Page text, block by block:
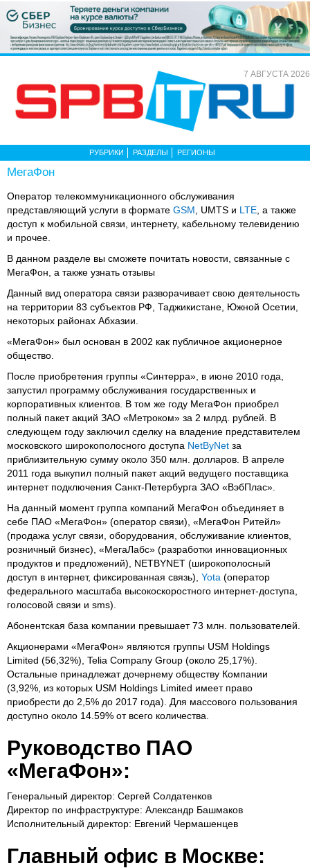
7 АВГУСТА 2026
РУБРИКИ РАЗДЕЛЫ РЕГИОНЫ
МегаФон
Оператор телекоммуникационного обслуживания
представляющий услуги в формате GSM , UMTS и LTE , а также
доступ к мобильной связи, интернету, кабельному телевидению
и прочее.
В данном разделе вы сможете почитать новости, связанные с
МегаФон, а также узнать отзывы
Данный вид оператора связи разворачивает свою деятельность
на территории 83 субъектов РФ, Таджикистане, Южной Осетии,
некоторых районах Абхазии.
«МегаФон» был основан в 2002 как публичное акционерное
общество.
После приобретения группы «Синтерра», в июне 2010 года,
запустил программу обслуживания государственных и
корпоративных клиентов. В том же году МегаФон приобрел
полный пакет акций ЗАО «Метроком» за 2 млрд. рублей. В
следующем году заключил сделку на владение представителем
московского широкополосного доступа NetByNet за
приблизительную сумму около 350 млн. долларов. В апреле
2011 года выкупил полный пакет акций ведущего поставщика
интернет подключения Санкт-Петербурга ЗАО «ВэбПлас».
На данный момент группа компаний МегаФон объединяет в
себе ПАО «МегаФон» (оператор связи), «МегаФон Ритейл»
(продажа услуг связи, оборудования, обслуживание клиентов,
розничный бизнес), «МегаЛабс» (разработки инновационных
продуктов и предложений), NETBYNET (широкополосный
доступ в интернет, фиксированная связь), Yota (оператор
федерального масштаба высокоскоростного интернет-доступа,
голосовой связи и sms).
Абонентская база компании превышает 73 млн. пользователей.
Акционерами «МегаФон» являются группы USM Holdings
Limited (56,32%), Telia Company Group (около 25,17%).
Остальные принадлежат дочернему обществу Компании
(3,92%, из которых USM Holdings Limited имеет право
приобрести до 2,5% до 2017 года). Для массового пользования
доступно около 14.59% от всего количества.
Руководство ПАО
«МегаФон»:
Генеральный директор: Сергей Солдатенков
Директор по инфраструктуре: Александр Башмаков
Исполнительный директор: Евгений Чермашенцев
Главный офис в Москве: